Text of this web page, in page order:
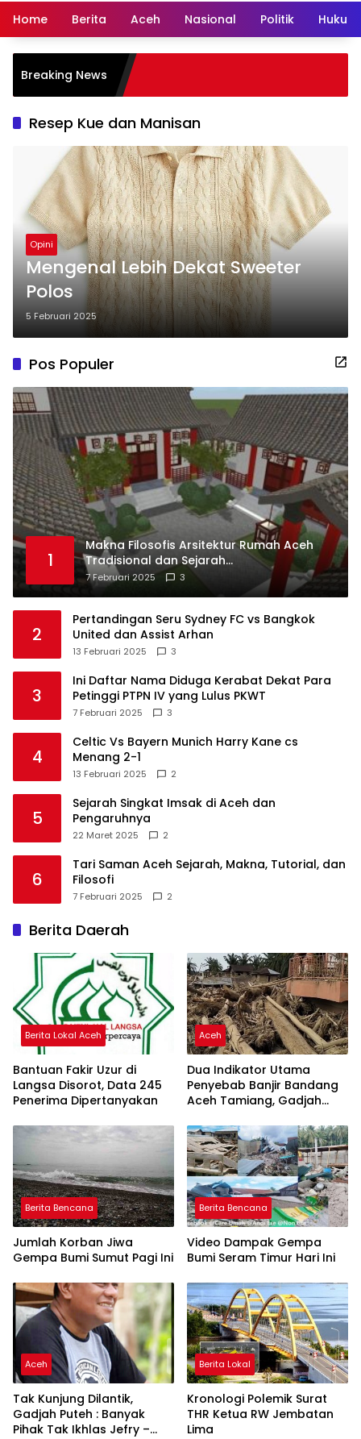
Home Berita Aceh Nasional Politik
Breaking News
Resep Kue dan Manisan
Opini
Mengenal Lebih Dekat Sweeter
Polos
5 Februari 2025
Pos Populer
1
Makna Filosofis Arsitektur Rumah Aceh
Tradisional dan Sejarah
Perkembangannya
7 Februari 2025 3
2
Pertandingan Seru Sydney FC vs Bangkok
United dan Assist Arhan
13 Februari 2025 3
3
Ini Daftar Nama Diduga Kerabat Dekat Para
Petinggi PTPN IV yang Lulus PKWT
7 Februari 2025 3
4
Celtic Vs Bayern Munich Harry Kane cs
Menang 2-1
13 Februari 2025 2
5
Sejarah Singkat Imsak di Aceh dan
Pengaruhnya
22 Maret 2025 2
6
Tari Saman Aceh Sejarah, Makna, Tutorial, dan
Filosofi
7 Februari 2025 2
Berita Daerah
Berita Lokal Aceh
Bantuan Fakir Uzur di
Langsa Disorot, Data 245
Penerima Dipertanyakan
Aceh
Dua Indikator Utama
Penyebab Banjir Bandang
Aceh Tamiang, Gadjah
DAS
Berita Bencana
Jumlah Korban Jiwa
Gempa Bumi Sumut Pagi Ini
Berita Bencana
Video Dampak Gempa
Bumi Seram Timur Hari Ini
Aceh
Tak Kunjung Dilantik,
Gadjah Puteh : Banyak
Pihak Tak Ikhlas Jefry –
Berita Lokal
Kronologi Polemik Surat
THR Ketua RW Jembatan
Lima